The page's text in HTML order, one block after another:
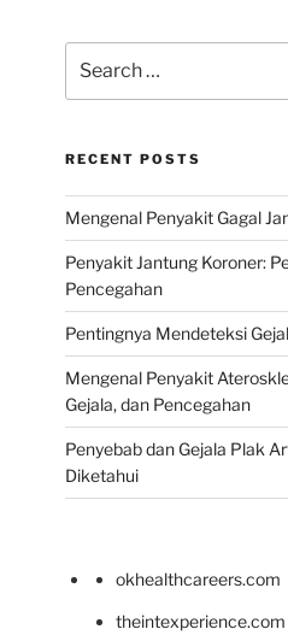
for:
RECENT POSTS
Mengenal Penyakit Gagal
Penyakit Jantung Koroner:
Pencegahan
Pentingnya Mendeteksi
Mengenal Penyakit
Gejala, dan Pencegahan
Penyebab dan Gejala Plak
Diketahui
okhealthcareers.com
theintexperience.com